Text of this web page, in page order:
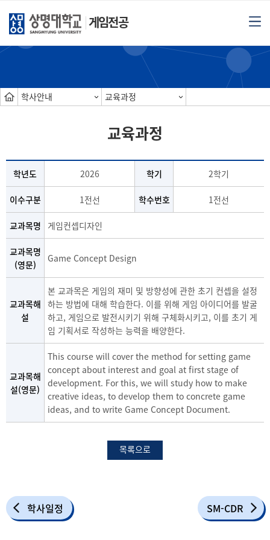
게임전공
학사안내 교육과정
교육과정
학년도 2026 학기 2학기
이수구분 1전선 학수번호 1전선
교과목명 게임컨셉디자인
교과목명
(영문)
Game Concept Design
교과목해
설
본 교과목은 게임의 재미 및 방향성에 관한 초기 컨셉을 설정
하는 방법에 대해 학습한다. 이를 위해 게임 아이디어를 발굴
하고, 게임으로 발전시키기 위해 구체화시키고, 이를 초기 게
임 기획서로 작성하는 능력을 배양한다.
교과목해
설(영문)
This course will cover the method for setting game
concept about interest and goal at first stage of
development. For this, we will study how to make
creative ideas, to develop them to concrete game
ideas, and to write Game Concept Document.
목록으로
학사일정 SM-CDR